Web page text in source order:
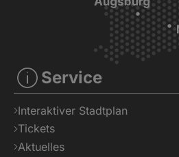
Service
Interaktiver Stadtplan
Tickets
Aktuelles